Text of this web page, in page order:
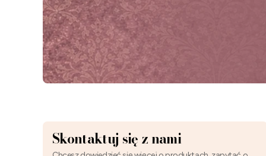
Skontaktuj się z nami